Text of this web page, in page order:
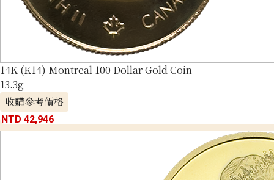
14K (K14) Montreal 100 Dollar Gold Coin
13.3g
收購參考價格
NTD 42,946